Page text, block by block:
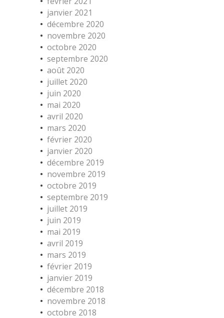
janvier 2021
décembre 2020
novembre 2020
octobre 2020
septembre 2020
août 2020
juillet 2020
juin 2020
mai 2020
avril 2020
mars 2020
février 2020
janvier 2020
décembre 2019
novembre 2019
octobre 2019
septembre 2019
juillet 2019
juin 2019
mai 2019
avril 2019
mars 2019
février 2019
janvier 2019
décembre 2018
novembre 2018
octobre 2018